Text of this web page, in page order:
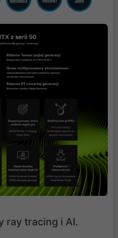
ray tracing i AI.